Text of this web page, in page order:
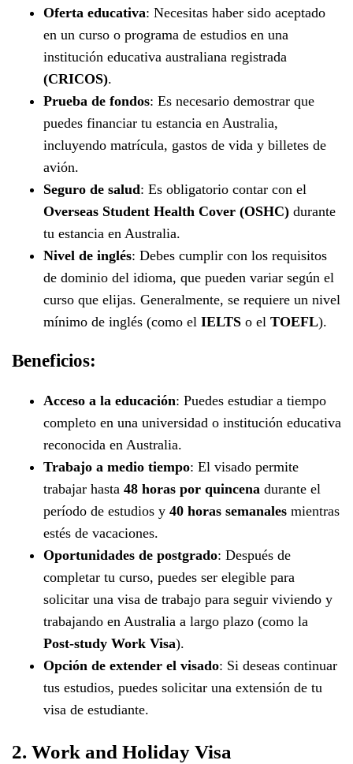
Oferta educativa: Necesitas haber sido aceptado
en un curso o programa de estudios en una
institución educativa australiana registrada
(CRICOS).
Prueba de fondos: Es necesario demostrar que
puedes financiar tu estancia en Australia,
incluyendo matrícula, gastos de vida y billetes de
avión.
Seguro de salud: Es obligatorio contar con el
Overseas Student Health Cover (OSHC) durante
tu estancia en Australia.
Nivel de inglés: Debes cumplir con los requisitos
de dominio del idioma, que pueden variar según el
curso que elijas. Generalmente, se requiere un nivel
mínimo de inglés (como el IELTS o el TOEFL).
Beneficios:
Acceso a la educación: Puedes estudiar a tiempo
completo en una universidad o institución educativa
reconocida en Australia.
Trabajo a medio tiempo: El visado permite
trabajar hasta 48 horas por quincena durante el
período de estudios y 40 horas semanales mientras
estés de vacaciones.
Oportunidades de postgrado: Después de
completar tu curso, puedes ser elegible para
solicitar una visa de trabajo para seguir viviendo y
trabajando en Australia a largo plazo (como la
Post-study Work Visa).
Opción de extender el visado: Si deseas continuar
tus estudios, puedes solicitar una extensión de tu
visa de estudiante.
2. Work and Holiday Visa